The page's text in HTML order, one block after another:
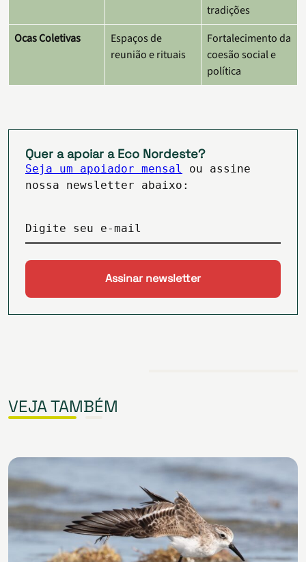
tradições
Ocas Coletivas
Espaços de
reunião e rituais
Fortalecimento da
coesão social e
política
Quer a apoiar a Eco Nordeste?
Seja um apoiador mensal
ou assine
nossa newsletter abaixo:
Digite seu e-mail
VEJA TAMBÉM